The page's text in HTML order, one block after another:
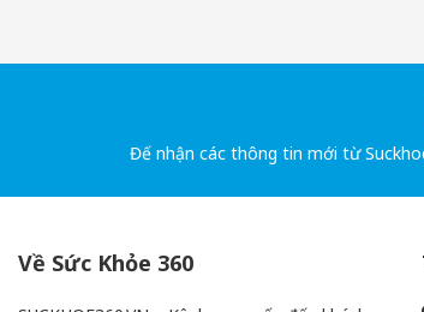
CÔNG DỤNG ƯU VIỆT CỦA VIÊN UỐNG
Hỗ trợ giảm nhanh cơn đau gout: Viên uống
thường nhật.
Đế nhận các thông tin mới từ
Về Sức Khỏe 360